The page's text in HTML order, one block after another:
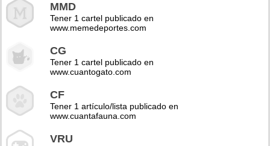
MMD
Tener 1 cartel publicado en
www.memedeportes.com
CG
Tener 1 cartel publicado en
www.cuantogato.com
CF
Tener 1 artículo/lista publicado en
www.cuantafauna.com
VRU